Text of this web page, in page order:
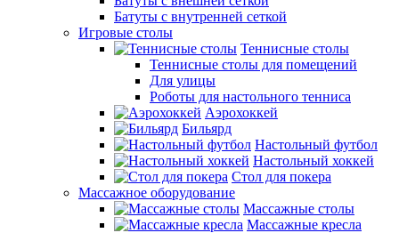
Батуты с внутренней сеткой
Игровые столы
Теннисные столы
Теннисные столы для помещений
Для улицы
Роботы для настольного тенниса
Аэрохоккей
Бильярд
Настольный футбол
Настольный хоккей
Стол для покера
Массажное оборудование
Массажные столы
Массажные кресла